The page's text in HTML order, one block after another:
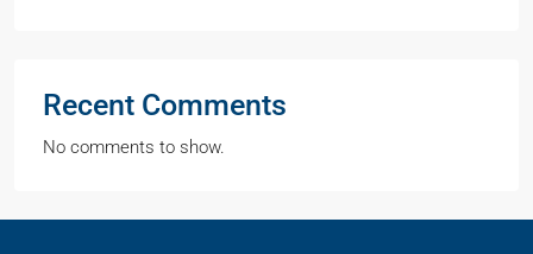
Recent Comments
No comments to show.